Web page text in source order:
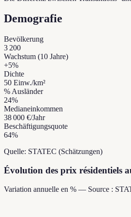
Demografie
Bevölkerung
3 200
Wachstum (10 Jahre)
+5%
Dichte
50 Einw./km²
% Ausländer
24%
Medianeinkommen
38 000 €/Jahr
Beschäftigungsquote
64%
Quelle: STATEC (Schätzungen)
Évolution des prix résidentiels
Variation annuelle en % — Source :